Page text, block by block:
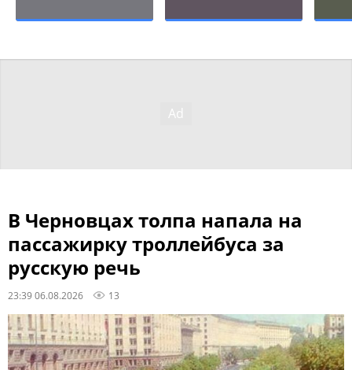
В Черновцах толпа напала на
пассажирку троллейбуса за
русскую речь
23:39 06.08.2026 13